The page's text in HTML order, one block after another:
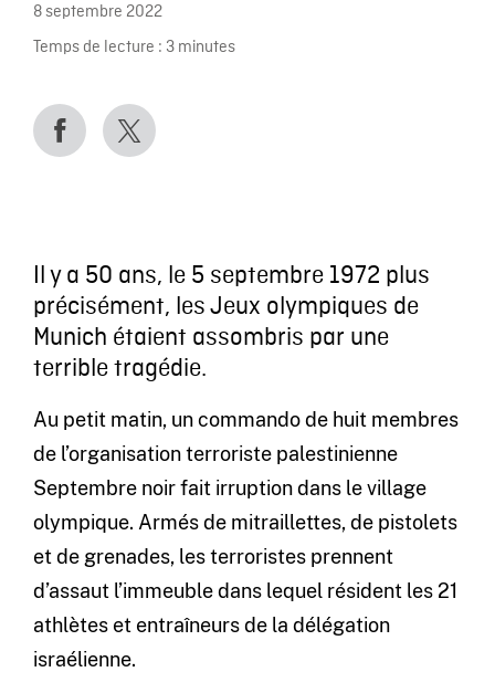
8 septembre 2022
Temps de lecture : 3 minutes
Il y a 50 ans, le 5 septembre 1972 plus
précisément, les Jeux olympiques de
Munich étaient assombris par une
terrible tragédie.
Au petit matin, un commando de huit membres
de l’organisation terroriste palestinienne
Septembre noir fait irruption dans le village
olympique. Armés de mitraillettes, de pistolets
et de grenades, les terroristes prennent
d’assaut l’immeuble dans lequel résident les 21
athlètes et entraîneurs de la délégation
israélienne.